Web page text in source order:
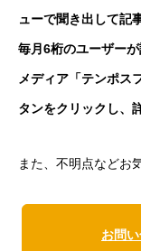
ューで聞き出して記
毎月6桁のユーザー
メディア「テンポス
タンをクリックし、
また、不明点などお
お問